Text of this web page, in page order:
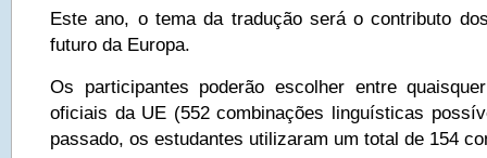
Este ano, o tema da tradução será o contributo
futuro da Europa.
Os participantes poderão escolher entre
oficiais da UE (552 combinações linguísticas
passado, os estudantes utilizaram um total de 154